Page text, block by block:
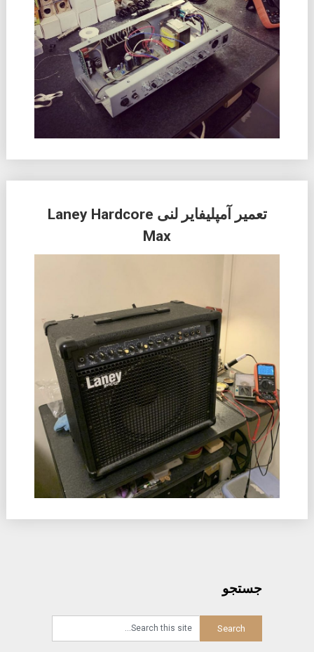
تعمیر آمپلیفایر لنی Laney Hardcore
Max
جستجو